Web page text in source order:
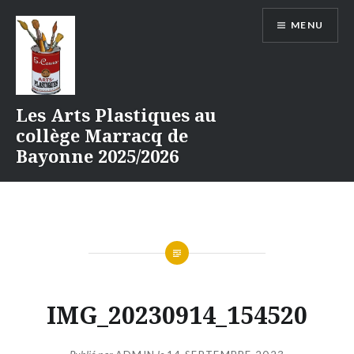
contenu
Les Arts Plastiques au
collège Marracq de
Bayonne 2025/2026
MENU
IMG_20230914_154520